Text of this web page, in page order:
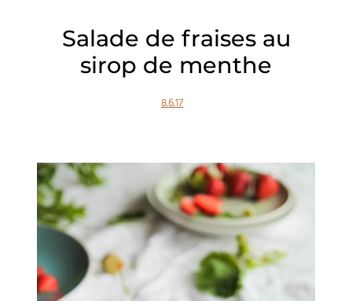
Salade de fraises au
sirop de menthe
8.6.17